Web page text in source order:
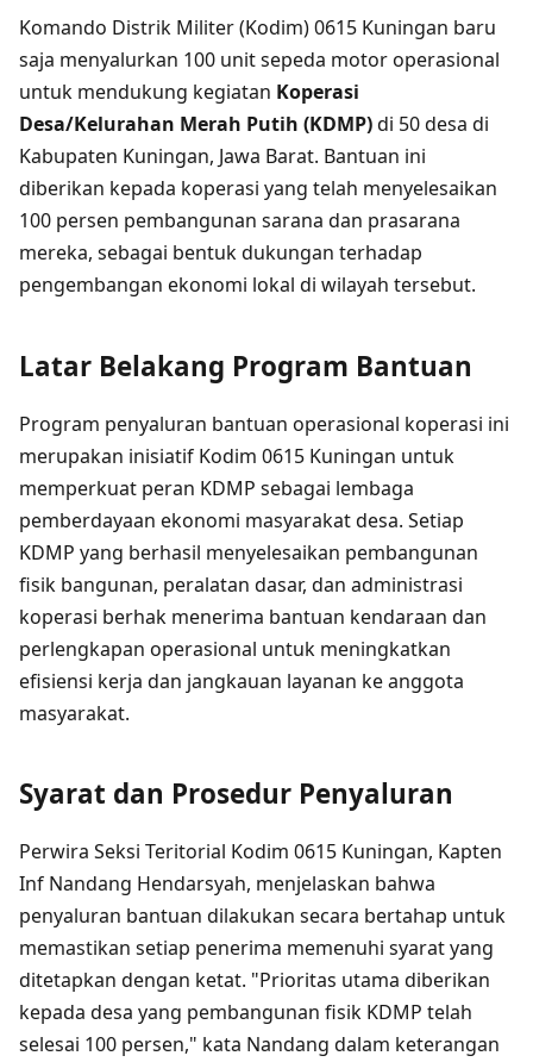
Komando Distrik Militer (Kodim) 0615 Kuningan baru
saja menyalurkan 100 unit sepeda motor operasional
untuk mendukung kegiatan Koperasi
Desa/Kelurahan Merah Putih (KDMP)di 50 desa di
Kabupaten Kuningan, Jawa Barat. Bantuan ini
diberikan kepada koperasi yang telah menyelesaikan
100 persen pembangunan sarana dan prasarana
mereka, sebagai bentuk dukungan terhadap
pengembangan ekonomi lokal di wilayah tersebut.
Latar Belakang Program Bantuan
Program penyaluran bantuan operasional koperasi ini
merupakan inisiatif Kodim 0615 Kuningan untuk
memperkuat peran KDMP sebagai lembaga
pemberdayaan ekonomi masyarakat desa. Setiap
KDMP yang berhasil menyelesaikan pembangunan
fisik bangunan, peralatan dasar, dan administrasi
koperasi berhak menerima bantuan kendaraan dan
perlengkapan operasional untuk meningkatkan
efisiensi kerja dan jangkauan layanan ke anggota
masyarakat.
Syarat dan Prosedur Penyaluran
Perwira Seksi Teritorial Kodim 0615 Kuningan, Kapten
Inf Nandang Hendarsyah, menjelaskan bahwa
penyaluran bantuan dilakukan secara bertahap untuk
memastikan setiap penerima memenuhi syarat yang
ditetapkan dengan ketat. "Prioritas utama diberikan
kepada desa yang pembangunan fisik KDMP telah
selesai 100 persen," kata Nandang dalam keterangan